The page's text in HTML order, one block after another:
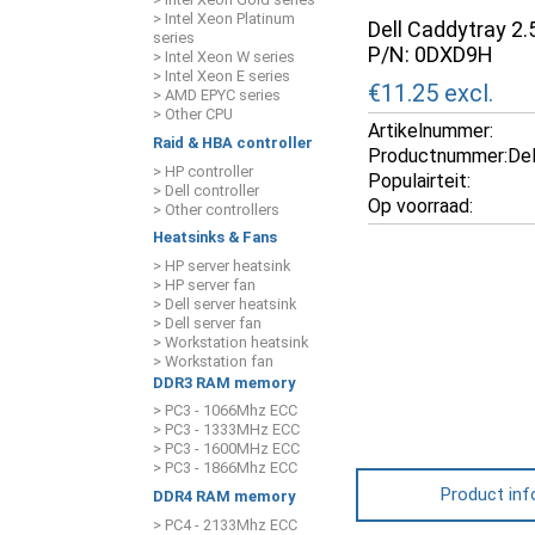
> Intel Xeon Platinum
series
> Intel Xeon W series
> Intel Xeon E series
> AMD EPYC series
> Other CPU
Raid & HBA controller
> HP controller
> Dell controller
> Other controllers
Heatsinks & Fans
> HP server heatsink
> HP server fan
> Dell server heatsink
> Dell server fan
> Workstation heatsink
> Workstation fan
DDR3 RAM memory
> PC3 - 1066Mhz ECC
> PC3 - 1333MHz ECC
> PC3 - 1600MHz ECC
> PC3 - 1866Mhz ECC
DDR4 RAM memory
> PC4 - 2133Mhz ECC
Dell Caddytray
P/N: 0DXD9H
€11.25 excl.
Artikelnummer:
Productnummer:
Populairteit:
Op voorraad:
Product